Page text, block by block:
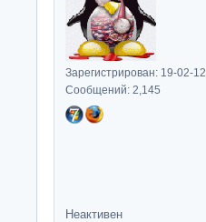
Зарегистрирован: 19-02-12
Сообщений: 2,145
Неактивен